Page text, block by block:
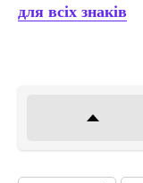
для всіх знаків